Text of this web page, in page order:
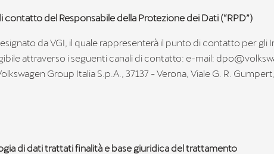
contatto del Responsabile della Protezione dei Dati (“RPD”)
da VGI, il quale rappresenterà il punto di contatto per gli
attraverso i seguenti canali di contatto: e-mail:
Group Italia S.p.A., 37137 - Verona, Viale G. R.
di dati trattati finalità e base giuridica del trattamento